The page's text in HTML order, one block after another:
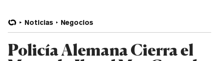
Noticias Negocios
Policía Alemana Cierra el